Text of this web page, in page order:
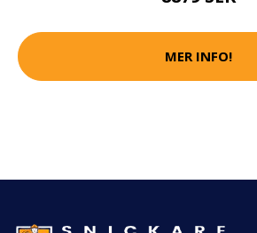
MER INFO!